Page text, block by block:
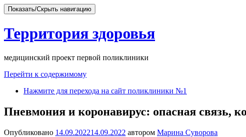
Показать/Скрыть навигацию
Территория здоровья
медицинский проект первой поликлиники
Перейти к содержимому
Нажмите для перехода на сайт поликлиники №1
Пневмония и коронавирус: опасная связь,
Опубликовано 14.09.202214.09.2022 автором Марина Суворова